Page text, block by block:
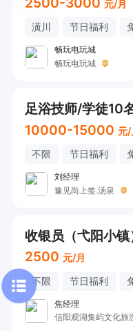
元/月
潢川 节日福利
畅玩电玩城
畅玩电玩城
足浴技师/学徒10
10000-15000 元/
不限 节日福利
刘经理
豫见尚上签.汤泉
收银员（弋阳小镇
2500 元/月
不限 节日福利
焦经理